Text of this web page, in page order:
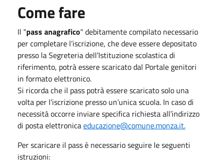
Come fare
Il "pass anagrafico" debitamente compilato necessario
per completare l’iscrizione, che deve essere depositato
presso la Segreteria dell’Istituzione scolastica di
riferimento, potrà essere scaricato dal Portale genitori
in formato elettronico.
Si ricorda che il pass potrà essere scaricato solo una
volta per l’iscrizione presso un’unica scuola. In caso di
necessità occorre inviare specifica richiesta all’indirizzo
di posta elettronicaeducazione@comune.monza.it.
Per scaricare il pass è necessario seguire le seguenti
istruzioni: